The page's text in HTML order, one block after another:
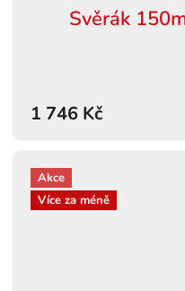
Svěrák
1 746 Kč
Akce
Více za méně